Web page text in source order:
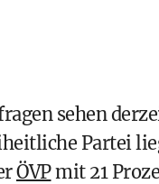
sehen
Partei
ÖVPmit 21